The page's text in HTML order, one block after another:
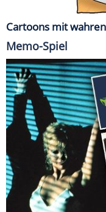
Cartoons mit
Memo-Spiel